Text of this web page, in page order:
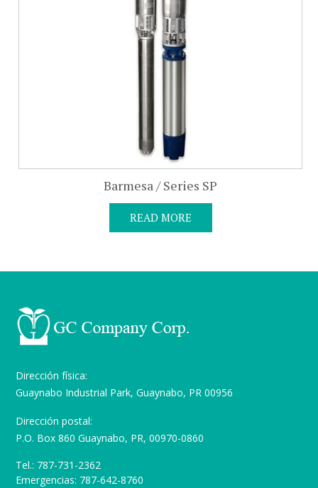
Barmesa / Series SP
READ MORE
Dirección física:
Guaynabo Industrial Park, Guaynabo, PR 00956
Dirección postal:
P.O. Box 860 Guaynabo, PR, 00970-0860
Tel.: 787-731-2362
Emergencias: 787-642-8760